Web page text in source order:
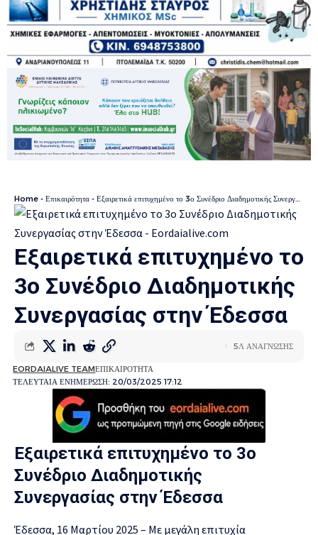
Home - Επικαιρότητα - Εξαιρετικά επιτυχημένο το 3ο Συνέδριο Διαδημοτικής Συνεργασίας στην Έδεσσα
Εξαιρετικά επιτυχημένο το
3ο Συνέδριο Διαδημοτικής
Συνεργασίας στην Έδεσσα
ΤΕΛΕΥΤΑΙΑ ΕΝΗΜΕΡΩΣΗ: 20/03/2025 17:12
EORDAIALIVE TEAMΕΠΙΚΑΙΡΟΤΗΤΑ
5Λ ΑΝΑΓΝΩΣΗΣ
Εξαιρετικά επιτυχημένο το 3ο
Συνέδριο Διαδημοτικής
Συνεργασίας στην Έδεσσα
Έδεσσα, 16 Μαρτίου 2025 – Με μεγάλη επιτυχία